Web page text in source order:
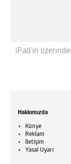
iPad’in
Hakkımızda
Künye
Reklam
İletişim
Yasal Uyarı